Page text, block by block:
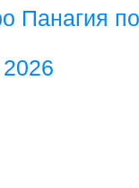
Панагия